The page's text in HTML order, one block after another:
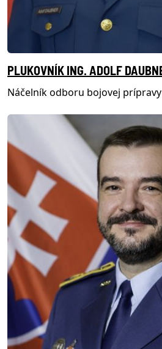
PLUKOVNÍK ING. ADOLF
Náčelník odboru bojovej prípravy